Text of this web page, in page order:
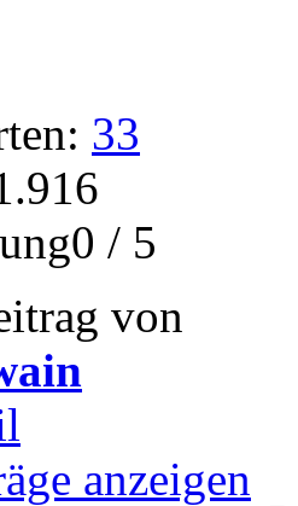
33
/ 5
von
anzeigen